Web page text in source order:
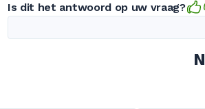
Is dit het antwoord op uw vraag?